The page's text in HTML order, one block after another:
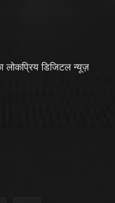
डिजिटल न्यूज़